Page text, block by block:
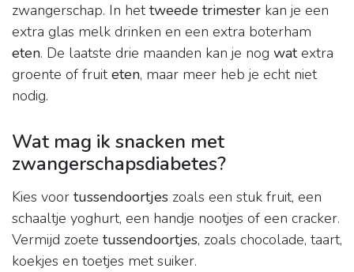
zwangerschap. In hettweede trimester kan je een
extra glas melk drinken en een extra boterham
eten. De laatste drie maanden kan je nog watextra
groente of fruiteten, maar meer heb je echt niet
nodig.
Wat mag ik snacken met
zwangerschapsdiabetes?
Kies voor tussendoortjes zoals een stuk fruit, een
schaaltje yoghurt, een handje nootjes of een cracker.
Vermijd zoete tussendoortjes, zoals chocolade, taart,
koekjes en toetjes met suiker.